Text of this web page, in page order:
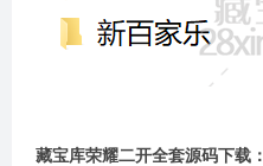
藏宝库荣耀二开全套源码下载：